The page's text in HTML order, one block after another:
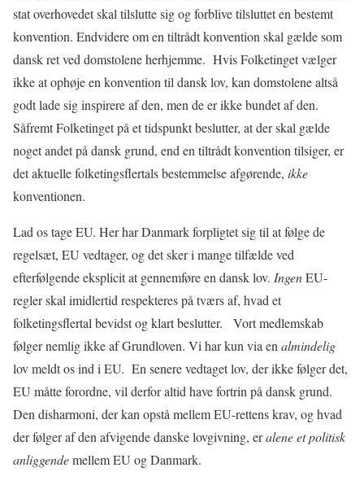
stat overhovedet skal tilslutte sig og forblive tilsluttet en bestemt
konvention. Endvidere om en tiltrådt konvention skal gælde som
dansk ret ved domstolene herhjemme. Hvis Folketinget vælger
ikke at ophøje en konvention til dansk lov, kan domstolene altså
godt lade sig inspirere af den, men de er ikke bundet af den.
Såfremt Folketinget på et tidspunkt beslutter, at der skal gælde
noget andetpå dansk grund, end en tiltrådt konvention tilsiger, er
det aktuelle folketingsflertals bestemmelse afgørende, ikke
konventionen.
Lad os tage EU. Her har Danmark forpligtet sig til at følge de
regelsæt, EU vedtager, og det sker i mange tilfælde ved
efterfølgende eksplicit at gennemføre en dansk lov. IngenEU-
regler skal imidlertid respekteres på tværs af, hvad et
folketingsflertal bevidst og klart beslutter.
Vort medlemskab
følger nemlig ikke af Grundloven. Vi har kun via en almindelig
lov meldt os ind i EU. En senere vedtaget lov, der ikke følger det,
EU måtte forordne, vil derfor altid have fortrin på dansk grund.
Den disharmoni, der kan opstå mellem EU-rettens krav, og hvad
der følger af den afvigende danske lovgivning, eralene et politisk
anliggendemellem EU og Danmark.